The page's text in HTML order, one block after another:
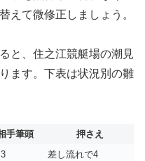
えて微修正しましょう。
と、住之江競艇場の潮見
ます。下表は状況別の雛
手筆頭
押さえ
差し流れで4